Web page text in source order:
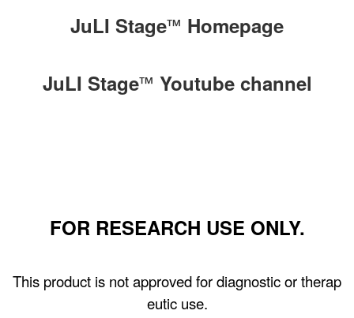
JuLI Stage™ Homepage
JuLI Stage™ Youtube channel
FOR RESEARCH USE ONLY.
This product is not approved for diagnostic or therap
eutic use.